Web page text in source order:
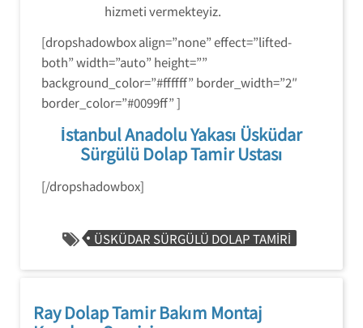
hizmeti vermekteyiz.
[dropshadowbox align=”none” effect=”lifted-
both” width=”auto” height=””
background_color=”#ffffff” border_width=”2″
border_color=”#0099ff” ]
İstanbul Anadolu Yakası Üsküdar
Sürgülü Dolap Tamir Ustası
[/dropshadowbox]
ÜSKÜDAR SÜRGÜLÜ DOLAP TAMIRI
Ray Dolap Tamir Bakım Montaj